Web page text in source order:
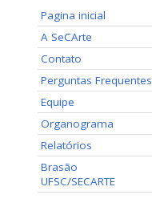
Pagina inicial
A SeCArte
Contato
Perguntas Frequentes
Equipe
Organograma
Relatórios
Brasão
UFSC/SECARTE